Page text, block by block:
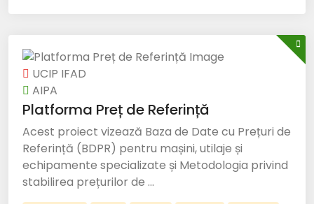
UCIP IFAD
AIPA
Platforma Preț de Referință
Acest proiect vizează Baza de Date cu Prețuri de
Referință (BDPR) pentru mașini, utilaje și
echipamente specializate și Metodologia privind
stabilirea prețurilor de ...